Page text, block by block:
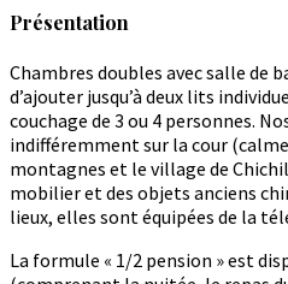
Présentation
Chambres doubles avec salle de
d’ajouter jusqu’à deux lits
couchage de 3 ou 4 personnes.
indifféremment sur la cour
montagnes et le village de
mobilier et des objets anciens
lieux, elles sont équipées de la
La formule « 1/2 pension » est